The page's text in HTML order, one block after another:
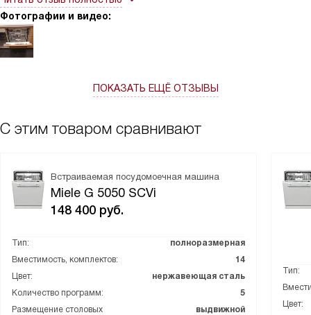
Фотографии и видео:
ПОКАЗАТЬ ЕЩЁ ОТЗЫВЫ
С этим товаром сравнивают
Встраиваемая посудомоечная машина
Miele G 5050 SCVi
148 400 руб.
Тип:
полноразмерная
Вместимость, комплектов:
14
Цвет:
нержавеющая сталь
Количество программ:
5
Размещение столовых
выдвижной
Тип:
Цвет: